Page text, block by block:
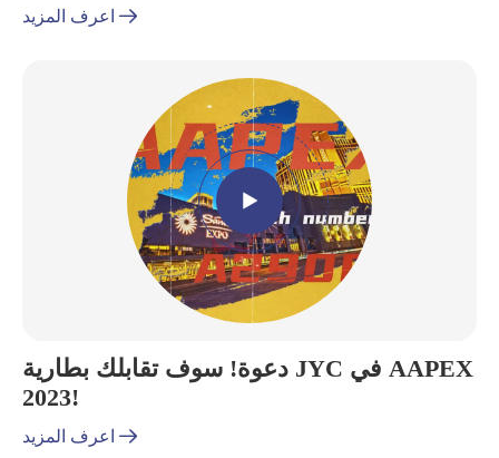


دعوة! سوف تقابلك بطارية JYC في AAPEX
2023!
